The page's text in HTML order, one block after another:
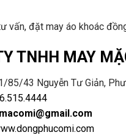
vấn, đặt may áo khoác
TNHH MAY
85/43 Nguyễn Tư Giản,